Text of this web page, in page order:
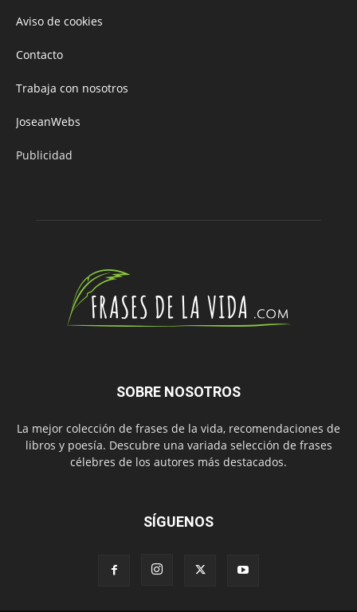
Aviso de cookies
Contacto
Trabaja con nosotros
JoseanWebs
Publicidad
SOBRE NOSOTROS
La mejor colección de frases de la vida, recomendaciones de
libros y poesía. Descubre una variada selección de frases
célebres de los autores más destacados.
SÍGUENOS